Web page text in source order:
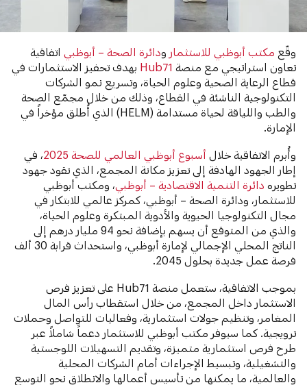
وقّع مكتب أبوظبي للاستثمارودائرة الصحة – أبوظبي اتفاقية
تعاون استراتيجي مع منصةHub71بهدف تحفيز الاستثمارات في
قطاع الرعاية الصحية وعلوم الحياة، وتسريع نمو الشركات
التكنولوجية الناشئة في القطاع، وذلك من خلال مجمّع الصحة
والطب واللياقة لحياة مستدامة (HELM) الذي أُطلق مؤخراً في
الإمارة.
وأُبرم الاتفاقية خلالأسبوع أبوظبي العالمي للصحة 2025
، في
إطار الجهود الهادفة إلى تعزيز مكانة المجمع، الذي تقود جهود
تطويرهدائرة التنمية الاقتصادية – أبوظبي ، ومكتب أبوظبي
للاستثمار، ودائرة الصحة – أبوظبي، كمركز عالمي للابتكار في
مجال التكنولوجيا الحيوية والأدوية المبتكرة وعلوم الحياة،
والذي من المتوقع أن يسهم بإضافة نحو 94 مليار درهم إلى
الناتج المحلي الإجمالي لإمارة أبوظبي، واستحداث قرابة 30 ألف
فرصة عمل جديدة بحلول 2045.
بموجب الاتفاقية، ستعمل منصة Hub71 على تعزيز فرص
الاستثمار داخل المجمع، من خلال استقطاب رأس المال
المغامر، وتنظيم جولات استثمارية، وفعاليات للتواصل وحملات
ترويجية. كما سيوفر مكتب أبوظبي للاستثمار دعماً شاملاً عبر
طرح فرص استثمارية متميزة، وتقديم التسهيلات اللوجستية
والتشغيلية، وتبسيط الإجراءات أمام الشركات المحلية
والعالمية، ما يمكنها من تأسيس أعمالها والانطلاق نحو التوسع